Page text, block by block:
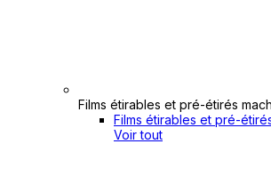
Films étirables et pré-étirés
Films étirables et pré-
Voir tout